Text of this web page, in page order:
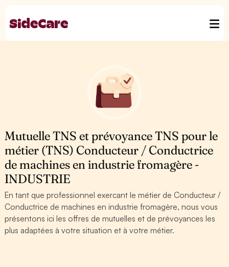
Mutuelle TNS et prévoyance TNS pour le
métier (TNS) Conducteur / Conductrice
de machines en industrie fromagère -
INDUSTRIE
En tant que professionnel exercant le métier de Conducteur /
Conductrice de machines en industrie fromagère, nous vous
présentons ici les offres de mutuelles et de prévoyances les
plus adaptées à votre situation et à votre métier.